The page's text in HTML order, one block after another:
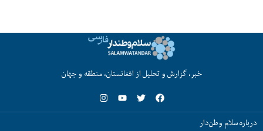
خبر، گزارش و تحلیل از افغانستان، منطقه و جهان
درباره سلام وطن‌دار